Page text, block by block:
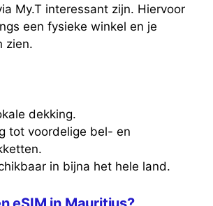
My.T interessant zijn. Hiervoor
een fysieke winkel en je
zien.
dekking.
tot voordelige bel- en
in bijna het hele land.